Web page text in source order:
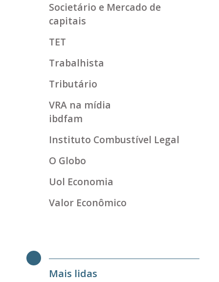
Societário e Mercado de
capitais
TET
Trabalhista
Tributário
VRA na mídia
ibdfam
Instituto Combustível Legal
O Globo
Uol Economia
Valor Econômico
Mais lidas